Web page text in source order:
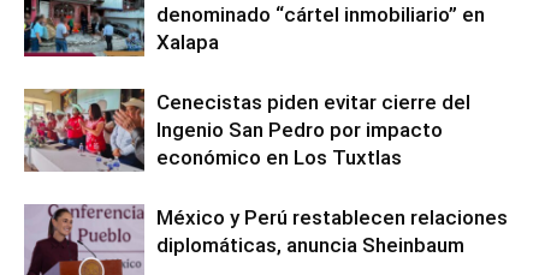
denominado “cártel inmobiliario” en
Xalapa
Cenecistas piden evitar cierre del
Ingenio San Pedro por impacto
económico en Los Tuxtlas
México y Perú restablecen relaciones
diplomáticas, anuncia Sheinbaum